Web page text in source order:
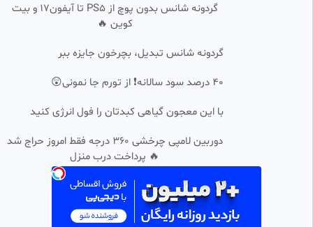
گردونه شانس بدون پوچ از PS5 تا آیفون17 و بیت
کوین 🔥
گردونه شانس تبدیل، بچرخون جایزه ببر
40 درصد سود سالانه❗ از تورم جا نمونی😲
با این معجون گیاهی کبدتان را فول انرژی کنید
دوربین لامپی چرخشی 360 درجه فقط امروز حراج شد
🔥 پرداخت درب منزل